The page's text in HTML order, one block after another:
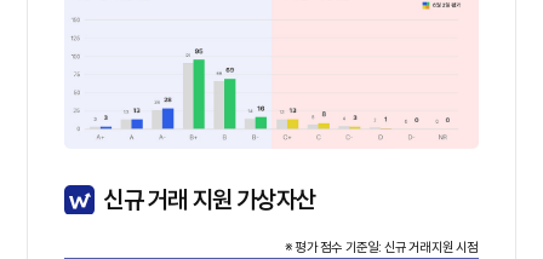
신규 거래 지원 가상자산
※ 평가 점수 기준일: 신규 거래지원 시점